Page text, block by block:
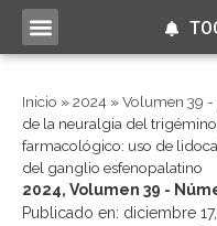
Inicio »2024 »Volumen 39 -
de la neuralgia del
farmacológico: uso de
del ganglio esfenopalatino
2024, Volumen 39 -
Publicado en: diciembre